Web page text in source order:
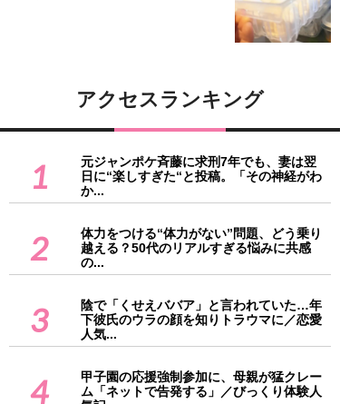
アクセスランキング
1
元ジャンポケ斉藤に求刑7年でも、妻は翌
日に“楽しすぎた“と投稿。「その神経がわ
か...
2
体力をつける“体力がない”問題、どう乗り
越える？50代のリアルすぎる悩みに共感
の...
3
陰で「くせえババア」と言われていた…年
下彼氏のウラの顔を知りトラウマに／恋愛
人気...
4
甲子園の応援強制参加に、母親が猛クレー
ム「ネットで告発する」／びっくり体験人